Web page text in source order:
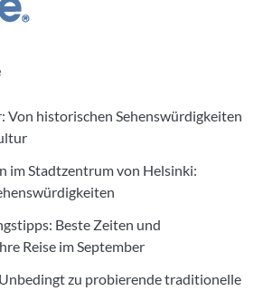
Von historischen Sehenswürdigkeiten
im Stadtzentrum von Helsinki:
Beste Zeiten und
Reise im September
zu probierende traditionelle